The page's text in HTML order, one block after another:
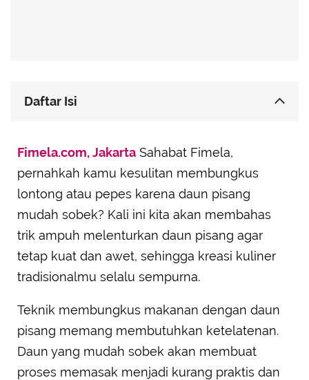
Daftar Isi
Tips Memilih dan Menyimpan Daun Pisang
Resep Pepes Ikan Sederhana
• Bahan-Bahan:
• Cara Membuat:
Fimela.com, Jakarta Sahabat Fimela,
pernahkah kamu kesulitan membungkus
lontong atau pepes karena daun pisang
mudah sobek? Kali ini kita akan membahas
trik ampuh melenturkan daun pisang agar
tetap kuat dan awet, sehingga kreasi kuliner
tradisionalmu selalu sempurna.
Teknik membungkus makanan dengan daun
pisang memang membutuhkan ketelatenan.
Daun yang mudah sobek akan membuat
proses memasak menjadi kurang praktis dan